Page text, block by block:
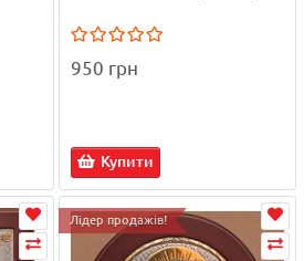
950 грн
Купити
Лідер продажів!